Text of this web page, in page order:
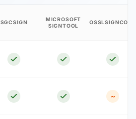
SGCSIGN
MICROSOFT
SIGNTOOL
OSSLSIGNCODE
~